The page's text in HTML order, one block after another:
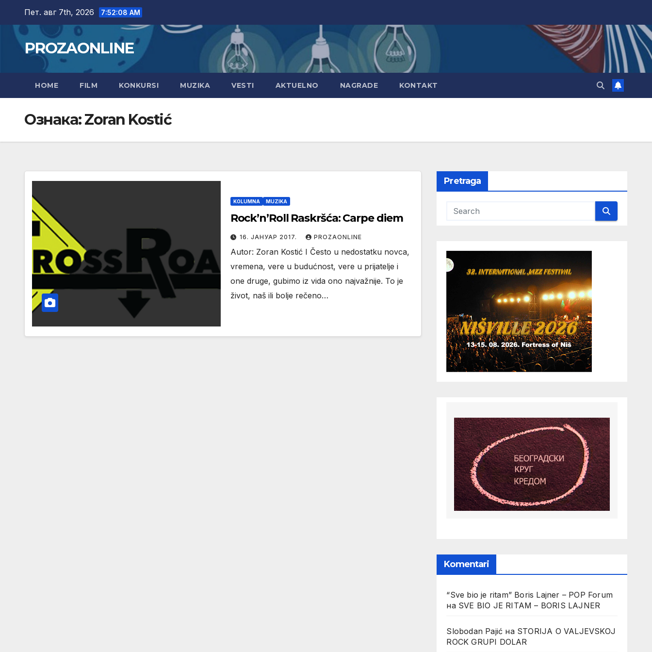
content
Пет. авг 7th, 2026 7:52:09 AM
PROZAONLINE
HOME FILM KONKURSI MUZIKA VESTI AKTUELNO NAGRADE KONTAKT
Ознака:Zoran Kostić
KOLUMNA MUZIKA
Rock’n’Roll Raskršća: Carpe diem
16. ЈАНУАР 2017. PROZAONLINE
Autor: Zoran Kostić I Često u nedostatku novca,
vremena, vere u budućnost, vere u prijatelje i
one druge, gubimo iz vida ono najvažnije. To je
život, naš ili bolje rečeno…
Pretraga
Komentari
“Sve bio je ritam” Boris Lajner – POP Forum
на SVE BIO JE RITAM – BORIS LAJNER
Slobodan Pajić на STORIJA O VALJEVSKOJ
ROCK GRUPI DOLAR